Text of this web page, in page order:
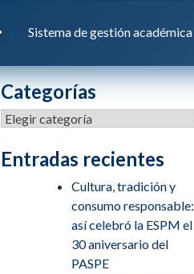
Sistema de gestión académica
Categorías
Entradas recientes
Cultura, tradición y
consumo responsable:
así celebró la ESPM el
30 aniversario del
PASPE